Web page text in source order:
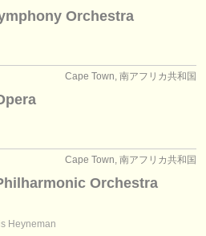
Orchestra
Cape Town, 南アフリカ共和国
Cape Town, 南アフリカ共和国
Orchestra
Heyneman